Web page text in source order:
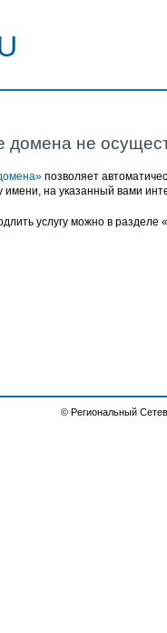
домена не
позволяет
имени, на указанный вами
услугу можно в разделе
© Региональный